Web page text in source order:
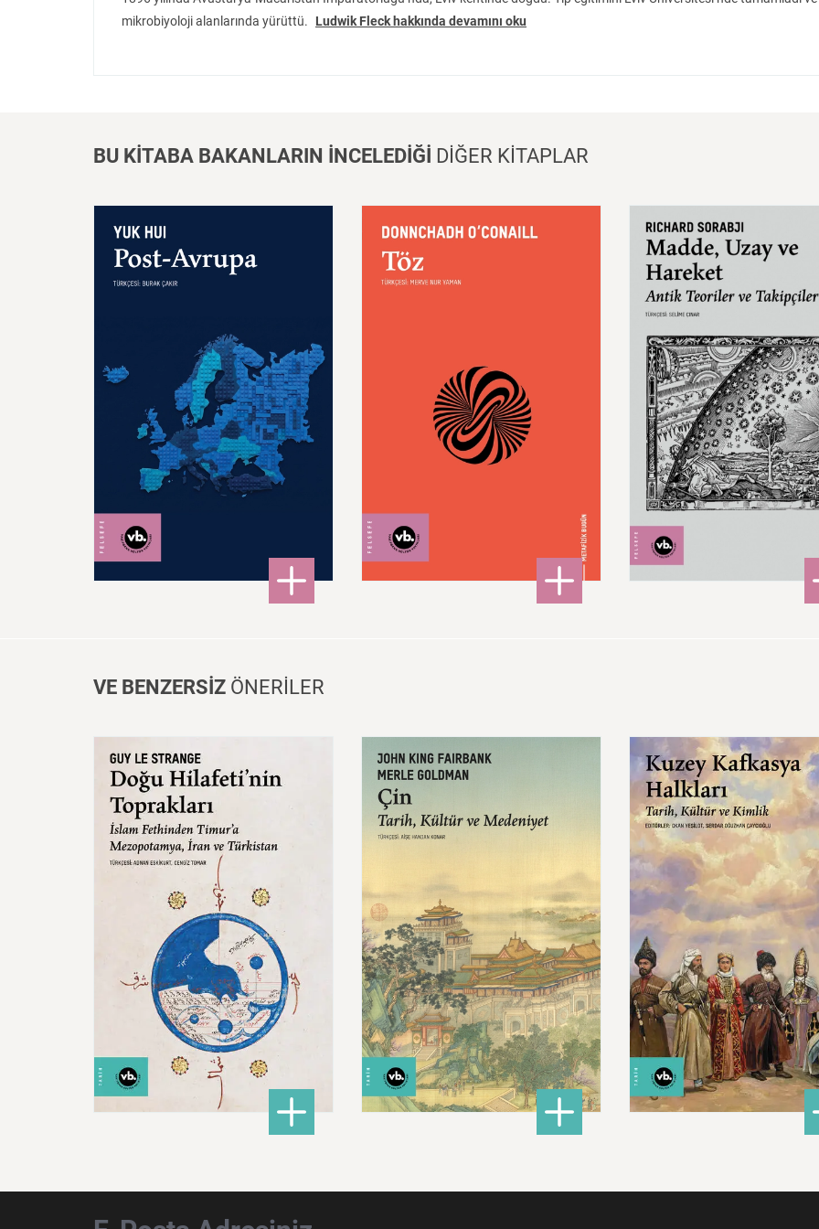
mikrobiyoloji alanlarında yürüttü.
Ludwik Fleck hakkında devamını oku
BU KİTABA BAKANLARIN İNCELEDİĞİ DİĞER KİTAPLAR
Post –Avrupa
300,00 ₺
Töz Madde,UzayveZaman:
TeorilerveTakipçileri
480,00 ₺
:
VE BENZERSİZ ÖNERİLER
DoğuHilafeti’ninToprakları
İslamFethinden
Mezopotamya,Iran
Türkistan
600,00 ₺
DETAYLI BİLGİ: Doğu Hilafeti’nin Toprakları İslam Fethinden Timur’a Mezopotamya, Iran Ve Türkistan
Çin:Tarih,
Medeniyet
680,00 ₺
DETAYLI BİLGİ: Çin: Tarih, Kültür ve Medeniyet
KuzeyKafkasyaHalkları
620,00 ₺
DETAYLI BİLGİ: